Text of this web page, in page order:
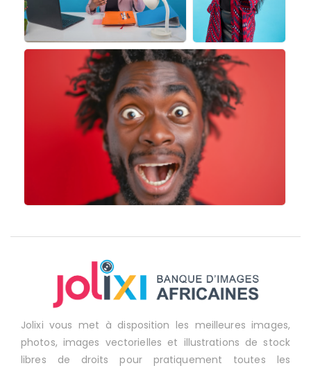
Jolixi vous met à disposition les meilleures images,
photos, images vectorielles et illustrations de stock
libres de droits pour pratiquement toutes les